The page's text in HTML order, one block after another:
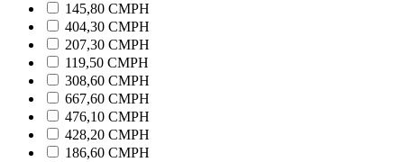
145,80 CMPH
404,30 CMPH
207,30 CMPH
119,50 CMPH
308,60 CMPH
667,60 CMPH
476,10 CMPH
428,20 CMPH
186,60 CMPH